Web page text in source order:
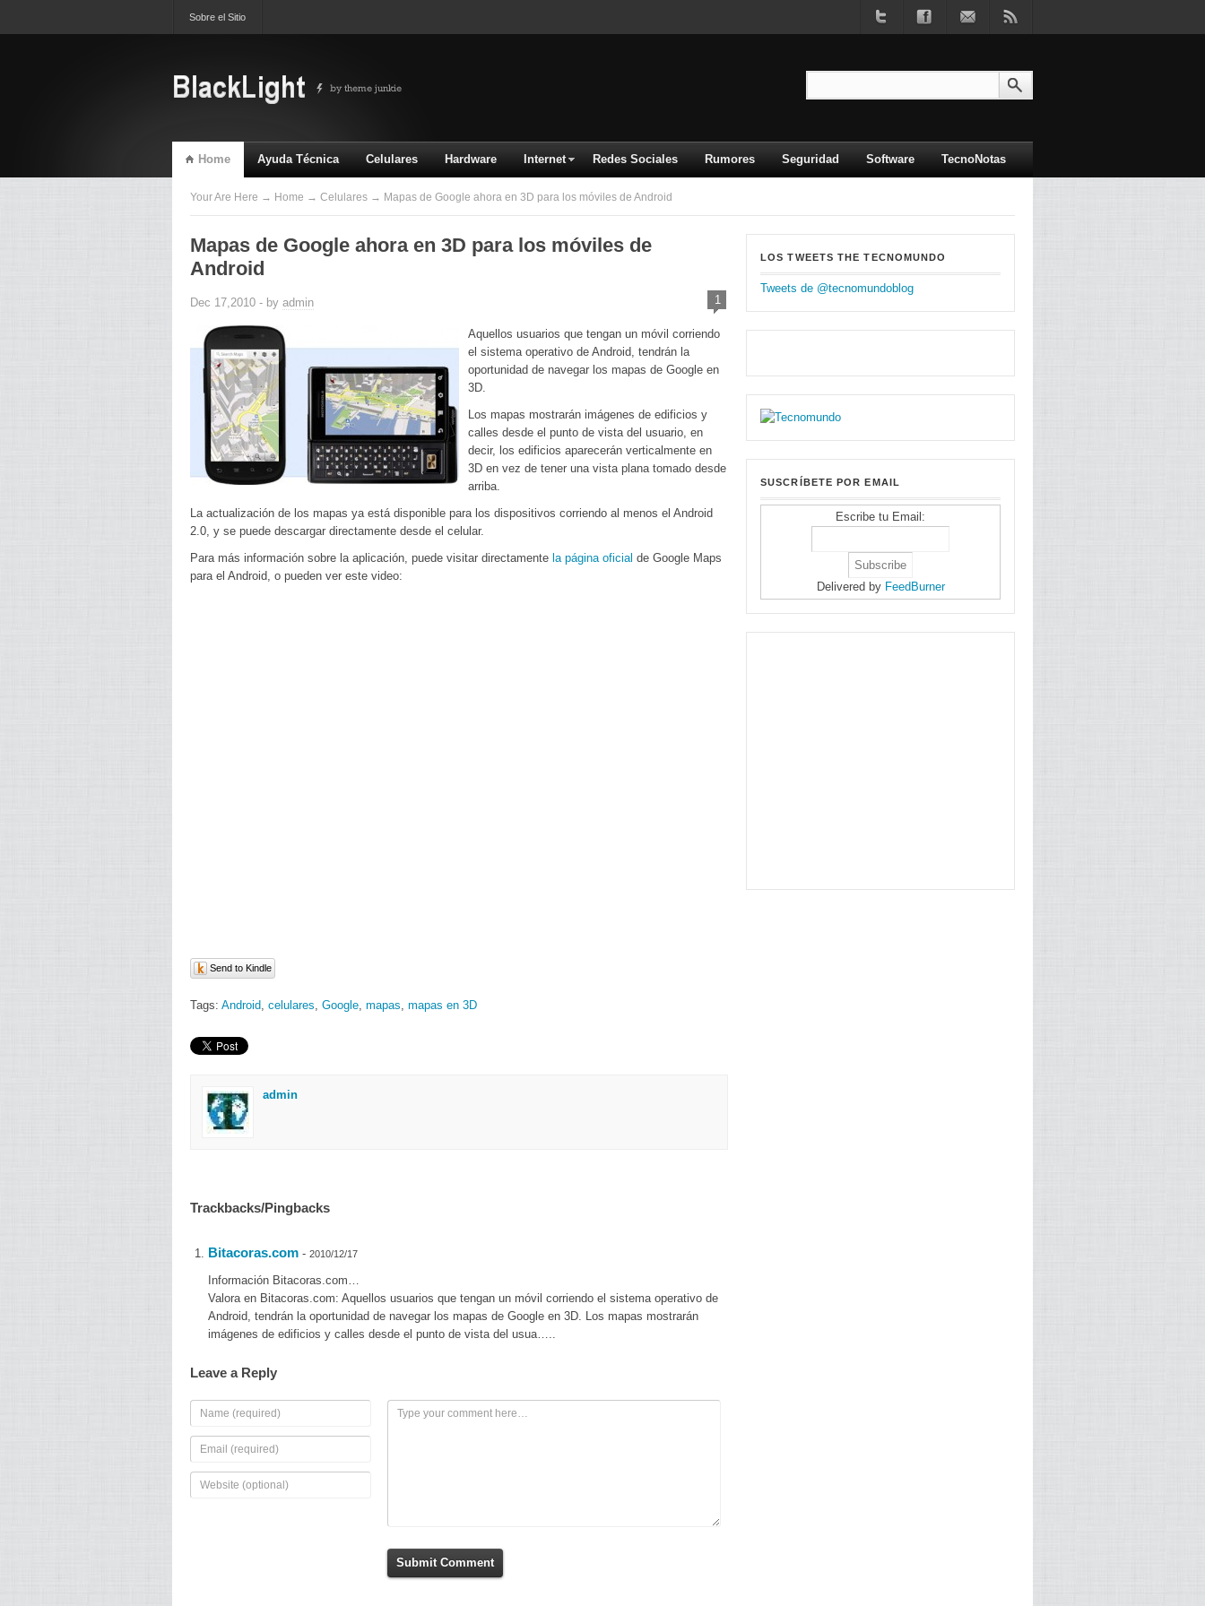
Sobre el Sitio
Home Ayuda Técnica Celulares Hardware Internet Redes Sociales Rumores Seguridad Software TecnoNotas
TV & Video Ultimas
Your Are Here → Home → Celulares → Mapas de Google ahora en 3D para los móviles de Android
Mapas de Google ahora en 3D para los móviles de
Android
Dec 17,2010 - by admin 1
Aquellos usuarios que tengan un móvil corriendo
el sistema operativo de Android, tendrán la
oportunidad de navegar los mapas de Google en
3D.
Los mapas mostrarán imágenes de edificios y
calles desde el punto de vista del usuario, en
decir, los edificios aparecerán verticalmente en
3D en vez de tener una vista plana tomado desde
arriba.
La actualización de los mapas ya está disponible para los dispositivos corriendo al menos el Android
2.0, y se puede descargar directamente desde el celular.
Para más información sobre la aplicación, puede visitar directamente la página oficial de Google Maps
para el Android, o pueden ver este video:
Send to Kindle
Tags: Android, celulares, Google, mapas, mapas en 3D
admin
Trackbacks/Pingbacks
Bitacoras.com - 2010/12/17
Información Bitacoras.com…
Valora en Bitacoras.com: Aquellos usuarios que tengan un móvil corriendo el sistema operativo de
Android, tendrán la oportunidad de navegar los mapas de Google en 3D. Los mapas mostrarán
imágenes de edificios y calles desde el punto de vista del usua…..
Leave a Reply
Submit Comment
LOS TWEETS THE TECNOMUNDO
Tweets de @tecnomundoblog
SUSCRÍBETE POR EMAIL
Escribe tu Email:
Delivered by FeedBurner